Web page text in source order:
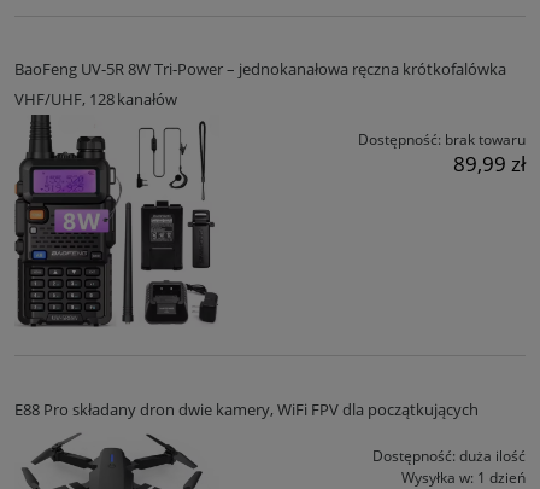
BaoFeng UV‑5R 8W Tri‑Power – jednokanałowa ręczna krótkofalówka
VHF/UHF, 128 kanałów
Dostępność: brak towaru
89,99 zł
E88 Pro składany dron dwie kamery, WiFi FPV dla początkujących
Dostępność: duża ilość
Wysyłka w: 1 dzień